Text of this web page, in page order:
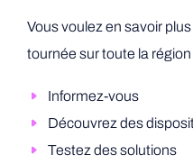
Vous voulez en savoir
tournée sur toute la
Informez-vous
Découvrez des
Testez des solutions